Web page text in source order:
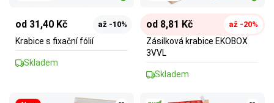
od 31,40 Kč až -10%
Krabice s fixační fólií
Skladem
od 8,81 Kč až -20%
Zásilková krabice EKOBOX
3VVL
Skladem